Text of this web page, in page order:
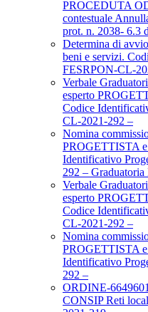
PROCEDUTA
contestuale
prot. n. 2038- 6.3
Determina di
beni e servizi.
FESRPON-CL-
Verbale
esperto
Codice
CL-2021-292 –
Nomina
PROGETTISTA
Identificativo
292 –
Verbale
esperto
Codice
CL-2021-292 –
Nomina
PROGETTISTA
Identificativo
292 –
ORDINE-
CONSIP Reti